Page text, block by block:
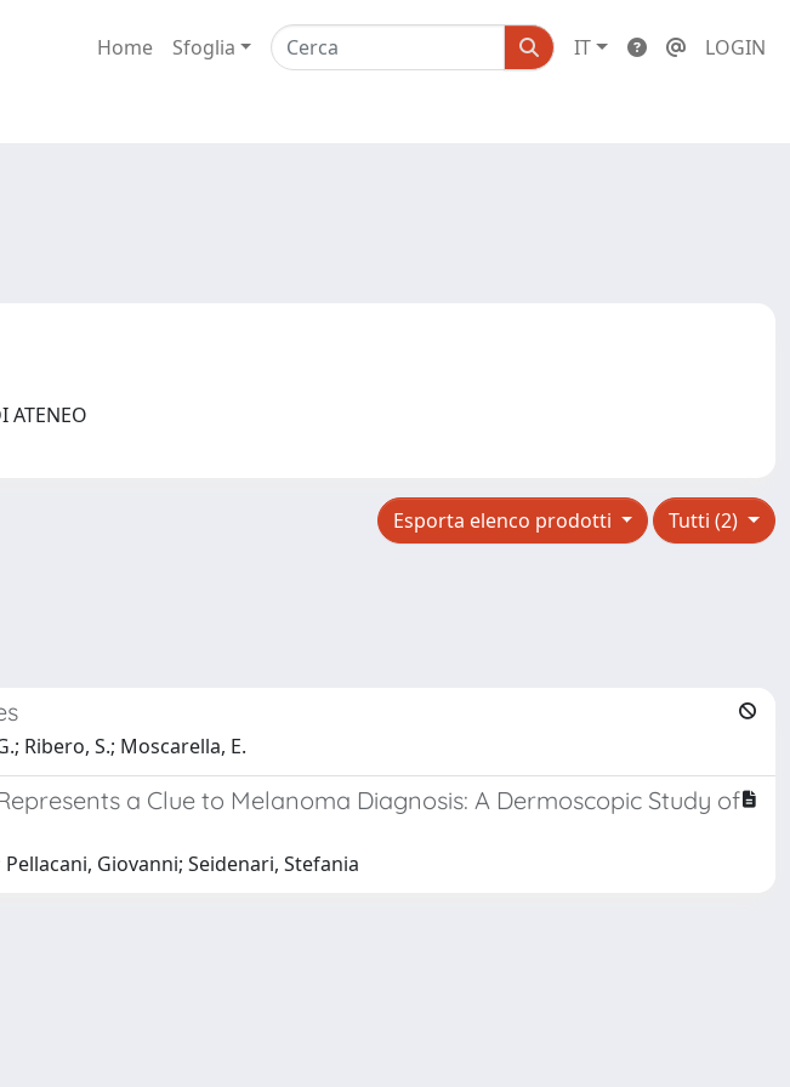
Home Sfoglia IT LOGIN
ATENEO
Tutti (2)
Esporta elenco prodotti
Ribero, S.; Moscarella, E.
a Clue to Melanoma Diagnosis: A Dermoscopic Study of
Giovanni; Seidenari, Stefania